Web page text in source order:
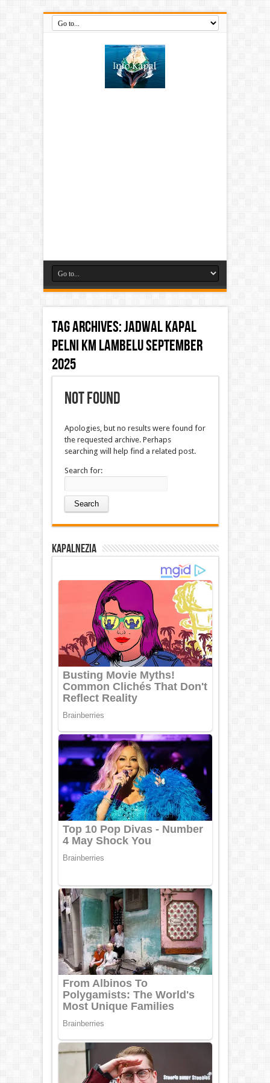
Tag Archives:Jadwal kapal
Pelni KM Lambelu September
2025
Not Found
Apologies, but no results were found for
the requested archive. Perhaps
searching will help find a related post.
Search for:
Kapalnezia